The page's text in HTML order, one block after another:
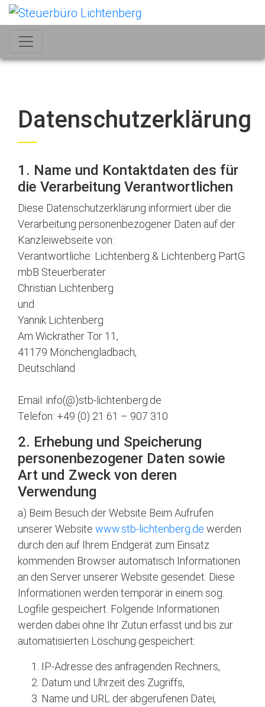
Datenschutzerklärung
1. Name und Kontaktdaten des für
die Verarbeitung Verantwortlichen
Diese Datenschutzerklärung informiert über die
Verarbeitung personenbezogener Daten auf der
Kanzleiwebseite von:
Verantwortliche: Lichtenberg & Lichtenberg PartG
mbB Steuerberater
Christian Lichtenberg
und
Yannik Lichtenberg
Am Wickrather Tor 11,
41179 Mönchengladbach,
Deutschland
Email: info(@)stb-lichtenberg.de
Telefon: +49 (0) 21 61 – 907 310
2. Erhebung und Speicherung
personenbezogener Daten sowie
Art und Zweck von deren
Verwendung
a) Beim Besuch der Website Beim Aufrufen
unserer Website www.stb-lichtenberg.de werden
durch den auf Ihrem Endgerät zum Einsatz
kommenden Browser automatisch Informationen
an den Server unserer Website gesendet. Diese
Informationen werden temporär in einem sog.
Logfile gespeichert. Folgende Informationen
werden dabei ohne Ihr Zutun erfasst und bis zur
automatisierten Löschung gespeichert:
IP-Adresse des anfragenden Rechners,
Datum und Uhrzeit des Zugriffs,
Name und URL der abgerufenen Datei,